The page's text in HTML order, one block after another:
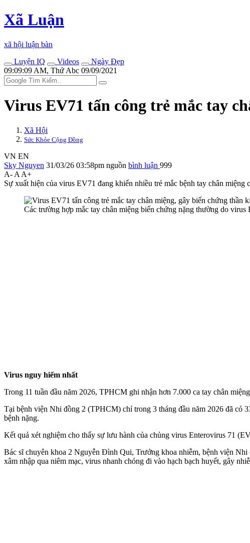
Xã Luận
xã hội luận bàn
Luyện IQ
Videos
Ngày Đẹp
09:09:09 AM, Thứ Abc 09/09/2021
Virus EV71 tấn công trẻ mắc tay
Xã Hội
Sức Khỏe Cộng Đồng
VN EN
Sky Nguyen 31/03/26 03:58pm nguồn bình luận 999
A- A A+
Sự xuất hiện của virus EV71 đang khiến nhiều trẻ mắc bệnh tay chân
Các trường hợp mắc tay chân miệng biến chứng nặng thường do
Virus nguy hiểm nhất
Trong 11 tuần đầu năm 2026, TPHCM ghi nhận hơn 7.000 ca tay chân
Tại bệnh viện Nhi đồng 2 (TPHCM) chỉ trong 3 tháng đầu năm 2026 đã có
bệnh nặng.
Kết quả xét nghiệm cho thấy sự lưu hành của chủng virus Enterovirus 71
Bác sĩ chuyên khoa 2 Nguyễn Đình Qui, Trưởng khoa nhiễm, bệnh viện
xâm nhập qua niêm mạc, virus nhanh chóng đi vào hạch bạch huyết, gây